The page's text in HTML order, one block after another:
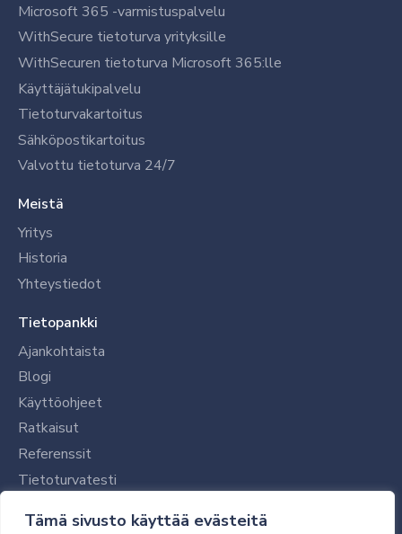
Tämä sivusto käyttää evästeitä
Microsoft 365 -varmistuspalvelu
WithSecure tietoturva yrityksille
WithSecuren tietoturva Microsoft 365:lle
Käyttäjätukipalvelu
Tietoturvakartoitus
Sähköpostikartoitus
Valvottu tietoturva 24/7
Meistä
Yritys
Historia
Yhteystiedot
Tietopankki
Ajankohtaista
Blogi
Käyttöohjeet
Ratkaisut
Referenssit
Tietoturvatesti
Tilaajalle